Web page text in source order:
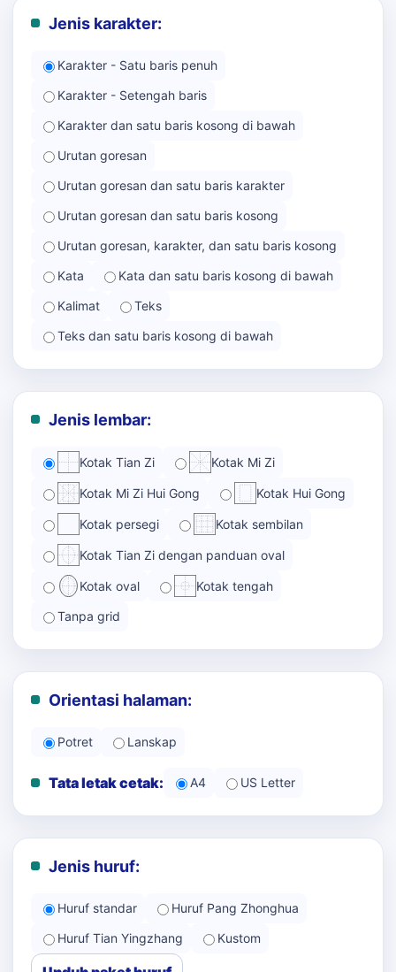
Jenis karakter:
Karakter - Satu baris penuh
Karakter - Setengah baris
Karakter dan satu baris kosong di bawah
Urutan goresan
Urutan goresan dan satu baris karakter
Urutan goresan dan satu baris kosong
Urutan goresan, karakter, dan satu baris kosong
Kata
Kata dan satu baris kosong di bawah
Kalimat
Teks
Teks dan satu baris kosong di bawah
Jenis lembar:
Kotak Tian Zi Kotak Mi Zi
Kotak Mi Zi Hui Gong Kotak Hui Gong
Kotak persegi Kotak sembilan
Kotak Tian Zi dengan panduan oval
Kotak oval Kotak tengah
Tanpa grid
Orientasi halaman:
Potret Lanskap
Tata letak cetak: A4 US Letter
Jenis huruf:
Huruf standar
Huruf Pang Zhonghua
Huruf Tian Yingzhang
Kustom